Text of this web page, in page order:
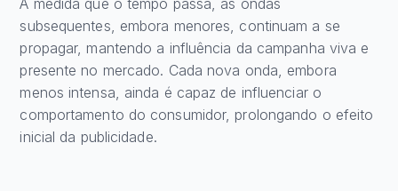
subsequentes, embora menores, continuam a se
propagar, mantendo a influência da campanha viva e
presente no mercado. Cada nova onda, embora
menos intensa, ainda é capaz de influenciar o
comportamento do consumidor, prolongando o efeito
inicial da publicidade.